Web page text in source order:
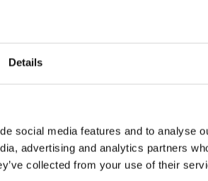
Details
social media features and to analyse
advertising and analytics partners
collected from your use of their
14 mm
-20 % BRA20
Αυτοκόλλητα